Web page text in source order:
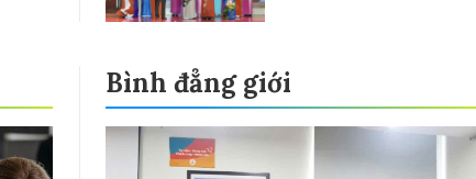
Bình đẳng giới